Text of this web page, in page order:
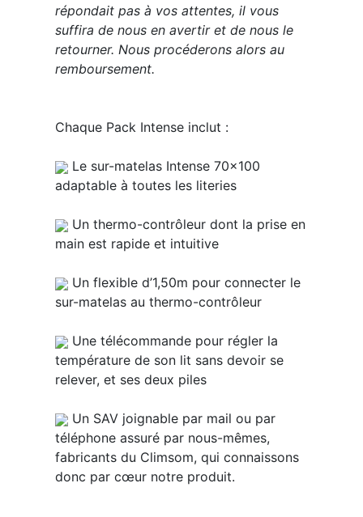
répondait pas à vos attentes, il vous
suffira de nous en avertir et de nous le
retourner. Nous procéderons alors au
remboursement.
Chaque Pack Intense inclut :
Le sur-matelas Intense 70x100
adaptable à toutes les literies
Un thermo-contrôleur dont la prise en
main est rapide et intuitive
Un flexible d’1,50m pour connecter le
sur-matelas au thermo-contrôleur
Une télécommande pour régler la
température de son lit sans devoir se
relever, et ses deux piles
Un SAV joignable par mail ou par
téléphone assuré par nous-mêmes,
fabricants du Climsom, qui connaissons
donc par cœur notre produit.